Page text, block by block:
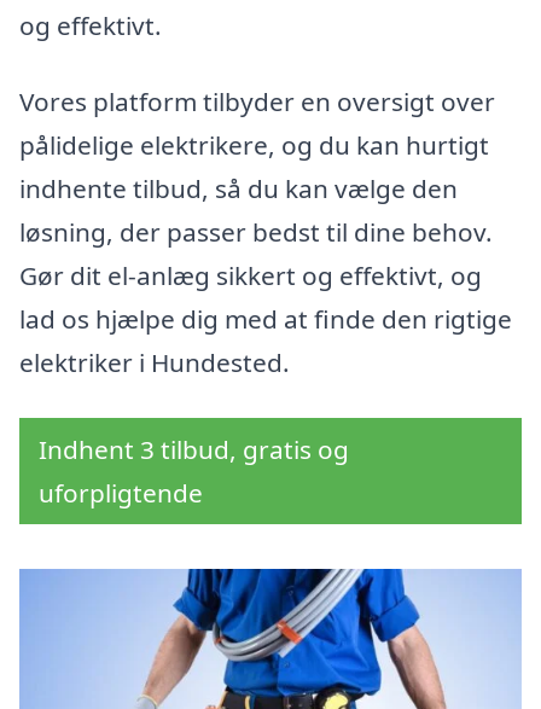
og effektivt.
Vores platform tilbyder en oversigt over
pålidelige elektrikere, og du kan hurtigt
indhente tilbud, så du kan vælge den
løsning, der passer bedst til dine behov.
Gør dit el-anlæg sikkert og effektivt, og
lad os hjælpe dig med at finde den rigtige
elektriker i Hundested.
Indhent 3 tilbud, gratis og
uforpligtende